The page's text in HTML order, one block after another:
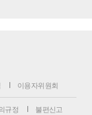
이용자위원회
규정 불편신고